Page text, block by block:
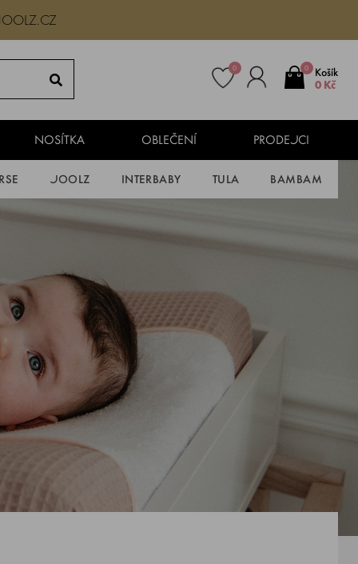
0
Košík
0 Kč
0
NOSÍTKA OBLEČENÍ PRODEJCI
JOOLZ INTERBABY TULA BAMBAM